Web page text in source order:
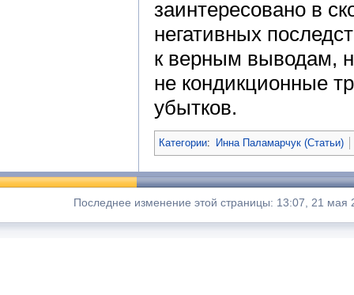
заинтересовано в
негативных
к верным выводам,
не кондикционные
убытков.
Категории: Инна Паламарчук (Статьи)
Последнее изменение этой страницы: 13:07, 21 мая